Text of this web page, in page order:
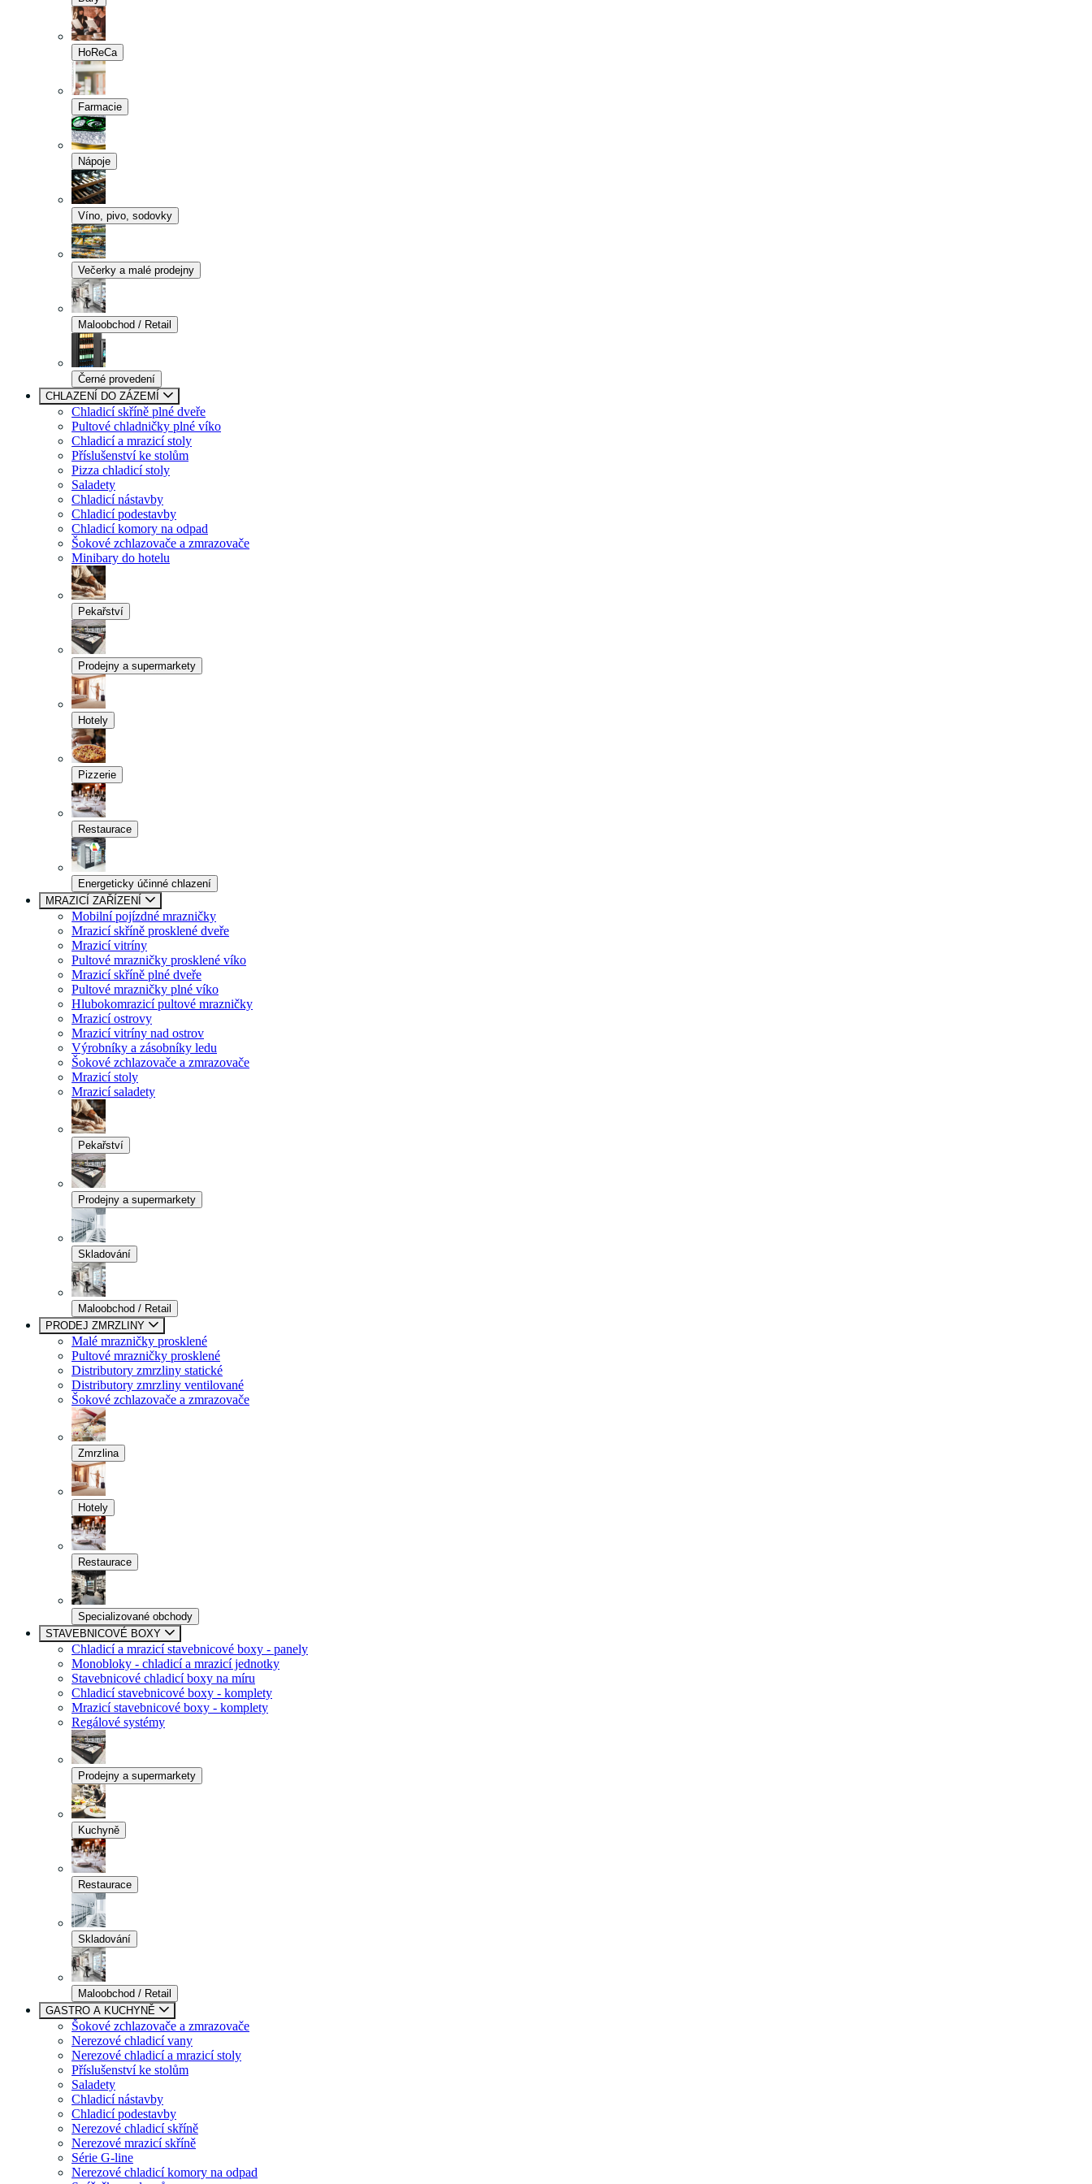
HoReCa
Farmacie
Nápoje
Víno, pivo, sodovky
Večerky a malé prodejny
Maloobchod / Retail
Černé provedení
CHLAZENÍ DO ZÁZEMÍ
Chladicí skříně plné dveře
Pultové chladničky plné víko
Chladicí a mrazicí stoly
Příslušenství ke stolům
Pizza chladicí stoly
Saladety
Chladicí nástavby
Chladicí podestavby
Chladicí komory na odpad
Šokové zchlazovače a zmrazovače
Minibary do hotelu
Pekařství
Prodejny a supermarkety
Hotely
Pizzerie
Restaurace
Energeticky účinné chlazení
MRAZICÍ ZAŘÍZENÍ
Mobilní pojízdné mrazničky
Mrazicí skříně prosklené dveře
Mrazicí vitríny
Pultové mrazničky prosklené víko
Mrazicí skříně plné dveře
Pultové mrazničky plné víko
Hlubokomrazicí pultové mrazničky
Mrazicí ostrovy
Mrazicí vitríny nad ostrov
Výrobníky a zásobníky ledu
Šokové zchlazovače a zmrazovače
Mrazicí stoly
Mrazicí saladety
Pekařství
Prodejny a supermarkety
Skladování
Maloobchod / Retail
PRODEJ ZMRZLINY
Malé mrazničky prosklené
Pultové mrazničky prosklené
Distributory zmrzliny statické
Distributory zmrzliny ventilované
Šokové zchlazovače a zmrazovače
Zmrzlina
Hotely
Restaurace
Specializované obchody
STAVEBNICOVÉ BOXY
Chladicí a mrazicí stavebnicové boxy - panely
Monobloky - chladicí a mrazicí jednotky
Stavebnicové chladicí boxy na míru
Chladicí stavebnicové boxy - komplety
Mrazicí stavebnicové boxy - komplety
Regálové systémy
Prodejny a supermarkety
Kuchyně
Restaurace
Skladování
Maloobchod / Retail
GASTRO A KUCHYNĚ
Šokové zchlazovače a zmrazovače
Nerezové chladicí vany
Nerezové chladicí a mrazicí stoly
Příslušenství ke stolům
Saladety
Chladicí nástavby
Chladicí podestavby
Nerezové chladicí skříně
Nerezové mrazicí skříně
Série G-line
Nerezové chladicí komory na odpad